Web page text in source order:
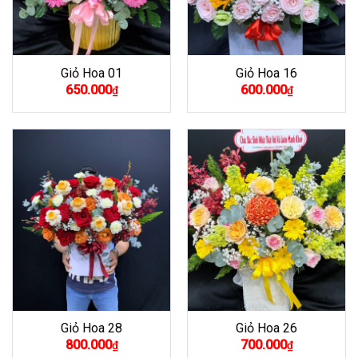
Giỏ Hoa 01
650.000₫
Giỏ Hoa 16
600.000₫
Giỏ Hoa 28
800.000₫
Giỏ Hoa 26
700.000₫